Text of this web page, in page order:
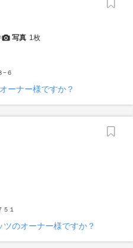
写真 1枚
−６
ーナー様ですか？
１
のオーナー様ですか？